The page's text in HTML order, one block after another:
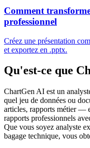
Comment
professionnel
Créez une présentation
et exportez en .pptx.
Qu'est-ce que
ChartGen AI est un
quel jeu de données ou
articles, rapports métier —
rapports professionnels
Que vous soyez analyste
bagage technique, vous